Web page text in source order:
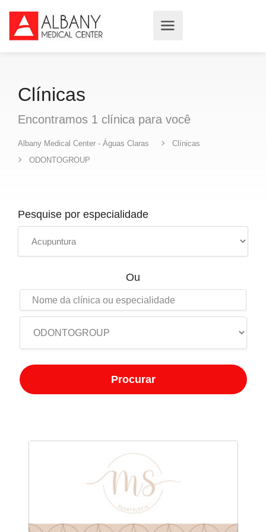
Clínicas
Encontramos 1 clínica para você
Albany Medical Center - Águas Claras
Clínicas
ODONTOGROUP
Pesquise por especialidade
Ou
Procurar